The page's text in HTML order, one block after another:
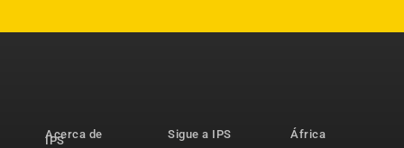
Acerca de
IPS
Sigue a IPS
África